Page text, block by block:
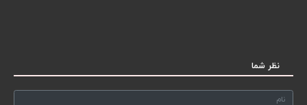
نظر شما